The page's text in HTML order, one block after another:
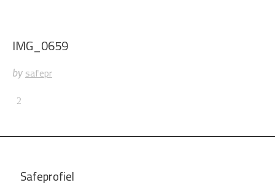
IMG_0659
by safepr
Safeprofiel